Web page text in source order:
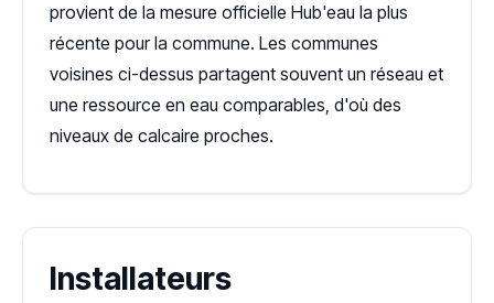
provient de la mesure officielle Hub'eau la plus
récente pour la commune. Les communes
voisines ci-dessus partagent souvent un réseau et
une ressource en eau comparables, d'où des
niveaux de calcaire proches.
Installateurs